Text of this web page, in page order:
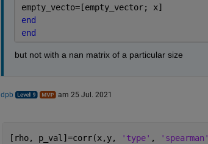
empty_vecto=[empty_vector; x]
end
end
but not with a nan matrix of a particular size
dpb am 25 Jul. 2021
[rho, p_val]=corr(x,y, 'type' , 'spearman'